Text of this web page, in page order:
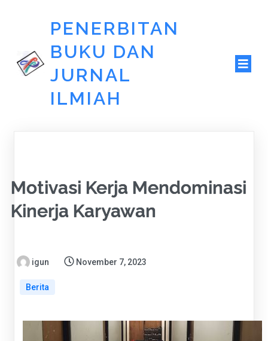
PENERBITAN
BUKU DAN
JURNAL
ILMIAH
Motivasi Kerja Mendominasi
Kinerja Karyawan
igun November 7, 2023
Berita